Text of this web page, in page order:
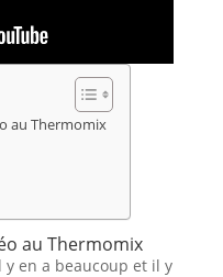
au Thermomix
au Thermomix
y en a beaucoup et il y